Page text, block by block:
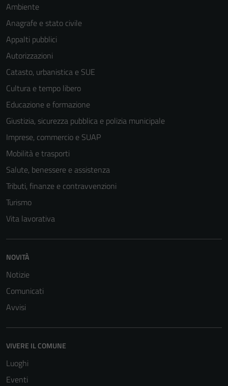
Ambiente
Anagrafe e stato civile
Appalti pubblici
Autorizzazioni
Catasto, urbanistica e SUE
Cultura e tempo libero
Educazione e formazione
Giustizia, sicurezza pubblica e polizia municipale
Imprese, commercio e SUAP
Mobilità e trasporti
Salute, benessere e assistenza
Tributi, finanze e contravvenzioni
Turismo
Vita lavorativa
NOVITÀ
Notizie
Comunicati
Avvisi
VIVERE IL COMUNE
Luoghi
Eventi